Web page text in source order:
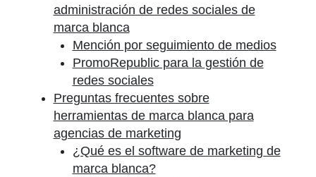
administración de redes sociales de
marca blanca
Mención por seguimiento de medios
PromoRepublic para la gestión de
redes sociales
Preguntas frecuentes sobre
herramientas de marca blanca para
agencias de marketing
¿Qué es el software de marketing de
marca blanca?